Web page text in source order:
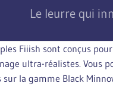
Le leurre qui
Fiiish sont conçus
ultra-réalistes. Vous
la gamme Black